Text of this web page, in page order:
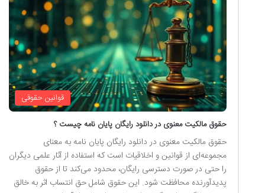
قوانین حقوقی
حقوق مالکیت معنوی در دانلود رایگان پایان نامه چیست ؟
حقوق مالکیت معنوی در دانلود رایگان پایان نامه به معنای
مجموعه‌ای از قوانین و اخلاقیات است که استفاده از آثار علمی دیگران
را حتی در صورت دسترسی رایگان، محدود می‌کند تا از حقوق
پدیدآورنده محافظت شود. این حقوق شامل حق انتساب اثر به خالق